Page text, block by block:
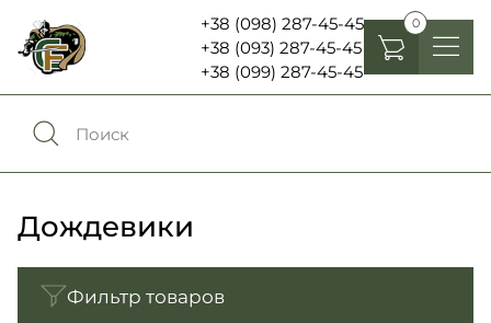
+38 (098) 287-45-45
+38 (093) 287-45-45
+38 (099) 287-45-45
0
Избранное0
Аксесуары
Дождевики
Фильтр товаров